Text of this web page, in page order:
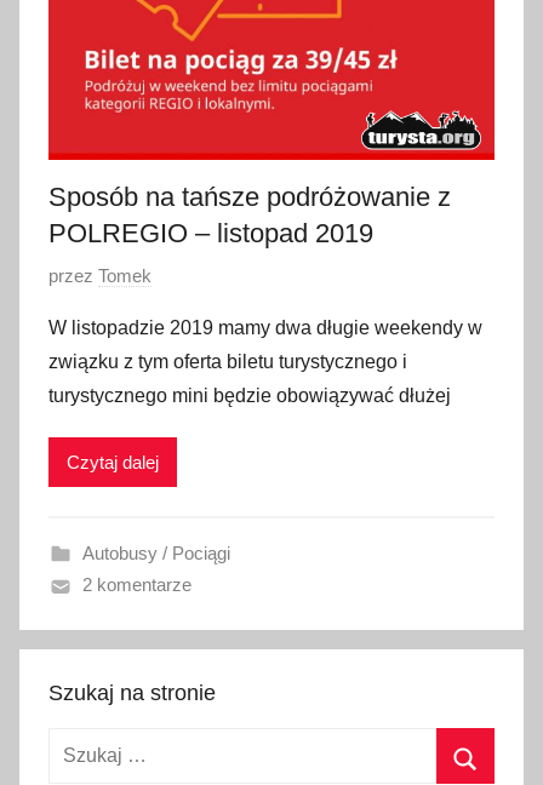
Sposób na tańsze podróżowanie z
POLREGIO – listopad 2019
O
u
b
l
i
a
n
3
0
przez Tomek
W listopadzie 2019 mamy dwa długie weekendy w
związku z tym oferta biletu turystycznego i
turystycznego mini będzie obowiązywać dłużej
Czytaj dalej
Autobusy / Pociągi
2 komentarze
Szukaj na stronie
Szukaj: